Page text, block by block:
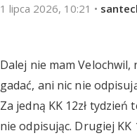
1 lipca 2026, 10:21 •
Dalej nie mam Velochwil,
gadać, ani nic nie
Za jedną KK 12zł tydzień
nie odpisując. Drugiej KK